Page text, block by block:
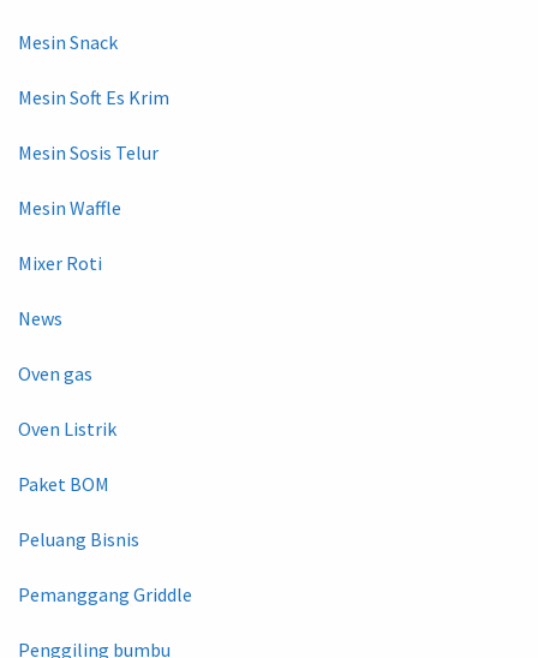
Mesin Snack
Mesin Soft Es Krim
Mesin Sosis Telur
Mesin Waffle
Mixer Roti
News
Oven gas
Oven Listrik
Paket BOM
Peluang Bisnis
Pemanggang Griddle
Penggiling bumbu